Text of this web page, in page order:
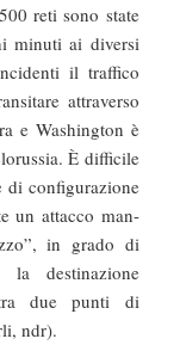
reti sono state
minuti ai diversi
il traffico
attraverso
e Washington è
È difficile
di configurazione
un attacco man-
in grado di
la destinazione
due punti di
ndr).